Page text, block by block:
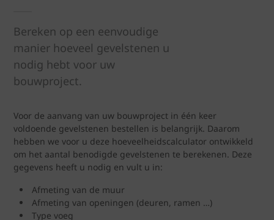
Bereken op een eenvoudige
manier hoeveel gevelstenen u
nodig hebt voor uw
bouwproject.
Voor de aanvang van uw bouwproject in één keer
voldoende gevelstenen bestellen is belangrijk. Daarom
hebben we voor u deze hoeveelheidscalculator ontwikkeld
om het aantal benodigde gevelstenen te berekenen. Deze
gegevens heeft u nodig en vult u in:
Afmeting van de muur
Afmeting van openingen (deuren, ramen …)
Type voeg